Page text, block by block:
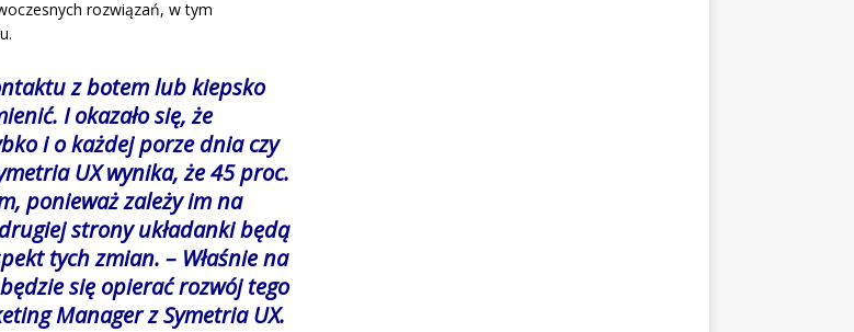
rozwiązań, w tym
z botem lub kiepsko
I okazało się, że
i o każdej porze dnia czy
UX wynika, że 45 proc.
ponieważ zależy im na
strony układanki będą
tych zmian. – Właśnie na
się opierać rozwój tego
Manager z Symetria UX.